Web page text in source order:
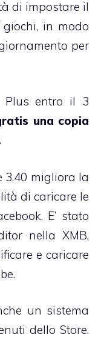
di impostare il
in modo
per
Plus entro il 3
una copia
3.40 migliora la
di caricare le
E’ stato
nella XMB,
e caricare
un sistema
dello Store.